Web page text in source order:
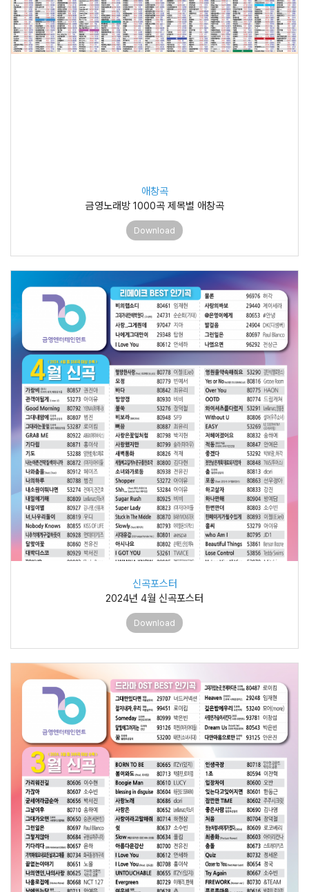
애창곡
금영노래방 1000곡 제목별 애창곡
Download
신곡포스터
2024년 4월 신곡포스터
Download